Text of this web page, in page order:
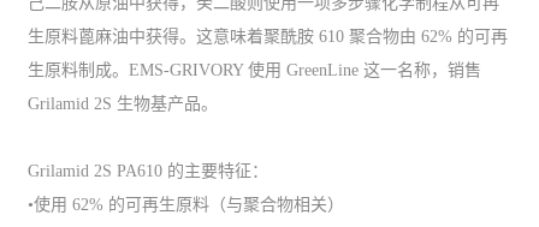
生原料蓖麻油中获得。这意味着聚酰胺 610 聚合物由 62% 的可再
生原料制成。EMS-GRIVORY 使用 GreenLine 这一名称，销售
Grilamid 2S 生物基产品。
Grilamid 2S PA610 的主要特征：
•使用 62% 的可再生原料（与聚合物相关）